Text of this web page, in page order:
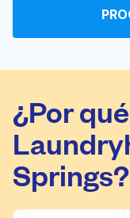
¿Por
Springs?